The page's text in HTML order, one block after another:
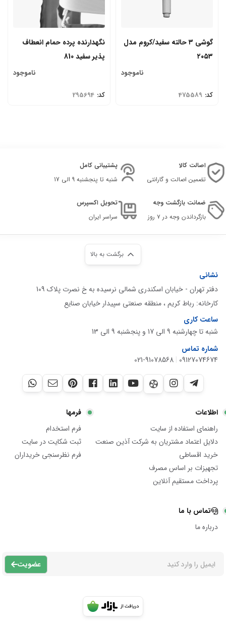
گوشی ۳ حالته سفید/کروم مدل
۲۰۵۳
ناموجود
کد: 475589
نگهدارنده پرده حمام انعطاف
پذیر سفید 810
ناموجود
کد: 295694
اصالت کالا
تضمین اصالت و گارانتی
پشتیبانی کامل
شنبه تا پنجشنبه 9 الی 17
ضمانت بازگشت وجه
بازگرداندن وجه در ۷ روز
تحویل اکسپرس
سراسر ایران
برگشت به بالا
نشانی
دفتر تهران - خیابان اسکندری شمالی نرسیده به خ نصرت پلاک 109
کارخانه: رباط کریم ، منطقه صنعتی سپیدار خیابان صنایع
ساعت کاری
شنبه تا چهارشنبه 9 الی 17 و پنجشنبه 9 الی 13
شماره تماس
09127074674
|
021-91078568
اطلاعات
راهنمای استفاده از سایت
دلایل اعتماد مشتریان به شرکت آذین صنعت
خرید اقساطی
تجهیزات بر اساس مصرف
پرداخت مستقیم آنلاین
فرمها
فرم استخدام
ثبت شکایت در سایت
فرم نظرسنجی خریداران
تماس با ما
درباره ما
عضویت